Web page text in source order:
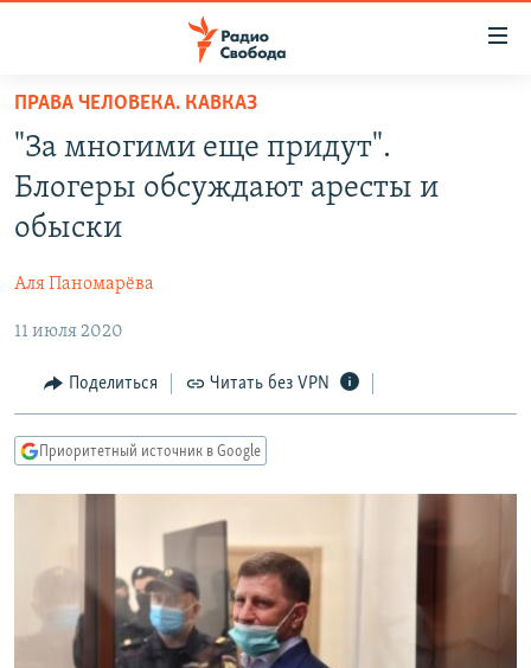
упрощенного
доступа
Вернуться
основному
Вернутся
навигации
Вернутся
поиску
ПРОГРАММЫ
АВТОРСКИЕ ПРОЕКТЫ
МНЕНИЯ
КУЛЬТУРА
IDEL.РЕАЛИИ
СЕВЕР.РЕАЛИИ
РАСПИСАНИЕ ВЕЩАНИЯ
ПОДПИШИТЕСЬ НА РАССЫЛКУ
СОЦИАЛЬНЫЕ СЕТИ
ПРАВА ЧЕЛОВЕКА. КАВКАЗ
"За многими еще придут".
Блогеры обсуждают аресты и
обыски
Аля Паномарёва
11 июля 2020
Поделиться Читать без VPN
Приоритетный источник в Google